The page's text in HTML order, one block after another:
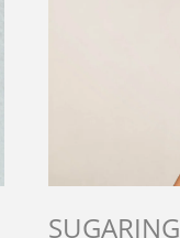
SUGARING